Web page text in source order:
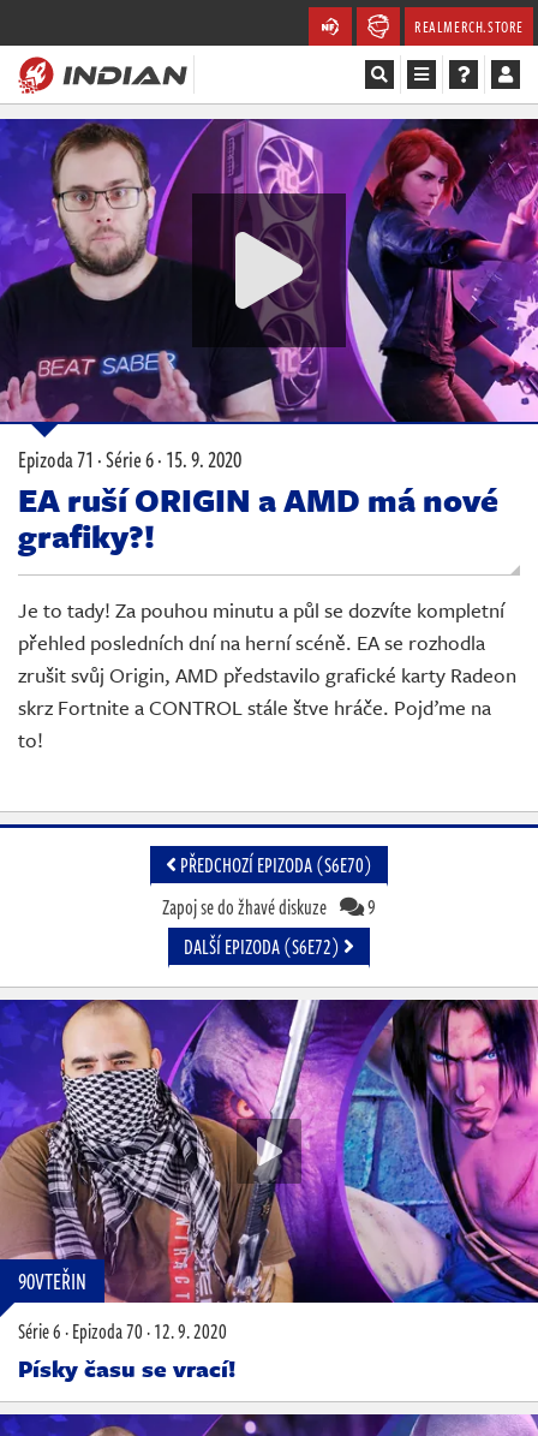
REALMERCH.STORE
Magazín
Recenze
Videa
Databáze
Komunita
Redakce
Živě
Epizoda 71 · Série 6 ·15. 9. 2020
EA ruší ORIGIN a AMD má nové
grafiky?!
Je to tady! Za pouhou minutu a půl se dozvíte kompletní
přehled posledních dní na herní scéně. EA se rozhodla
zrušit svůj Origin, AMD představilo grafické karty Radeon
skrz Fortnite a CONTROL stále štve hráče. Pojďme na
to!
PŘEDCHOZÍ EPIZODA (S6E70)
Zapoj se do žhavé diskuze
9
DALŠÍ EPIZODA (S6E72)
90VTEŘIN
Série 6·Epizoda 70·12. 9. 2020
Písky času se vrací!